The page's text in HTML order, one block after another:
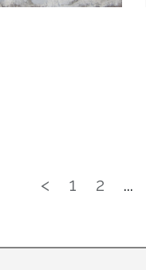
< 1 2 ...